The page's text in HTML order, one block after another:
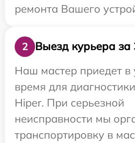
ремонта Вашего
2
Выезд курьера за
Наш мастер приедет в
время для
Hiper. При серьезной
неисправности мы
транспортировку в